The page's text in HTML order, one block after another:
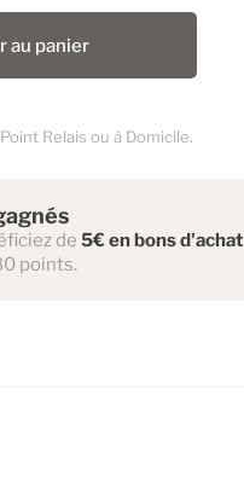
au panier
Relais ou à Domicile.
de 5€ en bons d'achat
points.